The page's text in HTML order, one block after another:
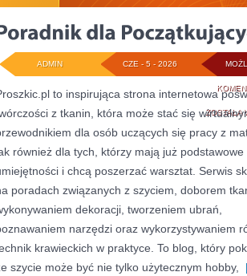
ZOSTAŁA
CZE - 5 - 2026
ADMIN
to inspirująca strona internetowa
z tkanin, która może stać się
dla osób uczących się pracy z
również dla tych, którzy mają już podstawowe
i chcą poszerzać warsztat. Serwis
poradach związanych z szyciem, doborem
dekoracji, tworzeniem ubrań,
narzędzi oraz wykorzystywaniem
krawieckich w praktyce. To blog, który
szycie może być nie tylko użytecznym hobby,